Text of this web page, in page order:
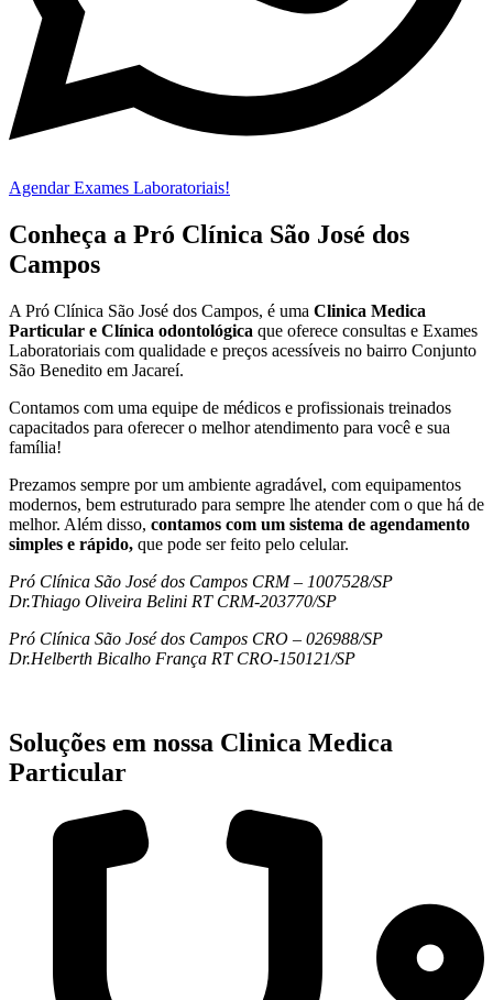
Agendar Exames Laboratoriais!
Conheça a Pró Clínica São José dos
Campos
A Pró Clínica São José dos Campos, é uma Clinica Medica
Particular e Clínica odontológica que oferece consultas e Exames
Laboratoriais com qualidade e preços acessíveis no bairro Conjunto
São Benedito em Jacareí.
Contamos com uma equipe de médicos e profissionais treinados
capacitados para oferecer o melhor atendimento para você e sua
família!
Prezamos sempre por um ambiente agradável, com equipamentos
modernos, bem estruturado para sempre lhe atender com o que há de
melhor. Além disso, contamos com um sistema de agendamento
simples e rápido, que pode ser feito pelo celular.
Pró Clínica São José dos Campos CRM – 1007528/SP
Dr.Thiago Oliveira Belini RT CRM-203770/SP
Pró Clínica São José dos Campos CRO – 026988/SP
Dr.Helberth Bicalho França RT CRO-150121/SP
Soluções em nossa Clinica Medica
Particular